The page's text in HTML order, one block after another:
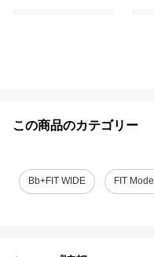
この商品のカテゴリー
Bb+FIT WIDE FIT Model